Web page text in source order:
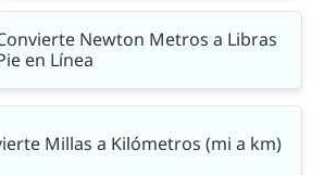
Newton Metros a Libras
en Línea
Millas a Kilómetros (mi a km)